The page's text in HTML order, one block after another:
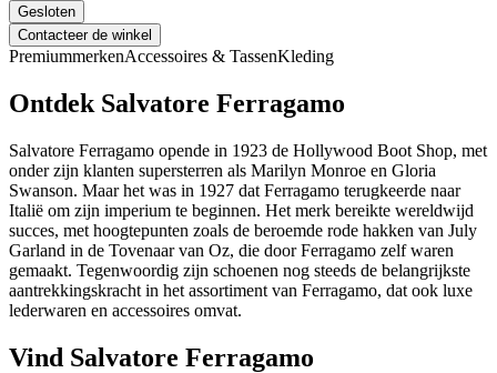
Gesloten
Contacteer de winkel
PremiummerkenAccessoires & TassenKleding
Ontdek Salvatore Ferragamo
Salvatore Ferragamo opende in 1923 de Hollywood Boot Shop, met
onder zijn klanten supersterren als Marilyn Monroe en Gloria
Swanson. Maar het was in 1927 dat Ferragamo terugkeerde naar
Italië om zijn imperium te beginnen. Het merk bereikte wereldwijd
succes, met hoogtepunten zoals de beroemde rode hakken van July
Garland in de Tovenaar van Oz, die door Ferragamo zelf waren
gemaakt. Tegenwoordig zijn schoenen nog steeds de belangrijkste
aantrekkingskracht in het assortiment van Ferragamo, dat ook luxe
lederwaren en accessoires omvat.
Vind Salvatore Ferragamo